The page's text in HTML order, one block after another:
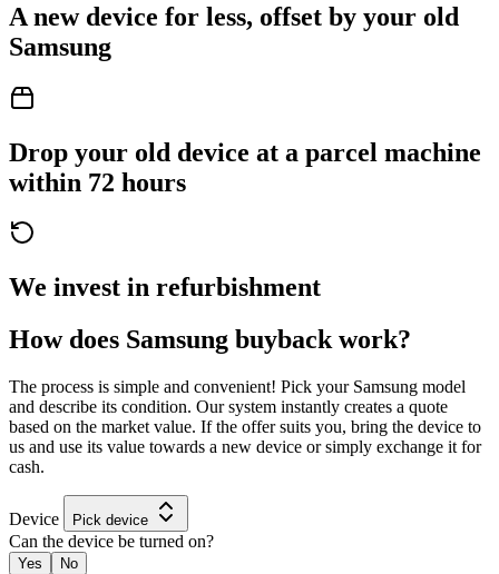
A new device for less, offset by your old
Samsung
Drop your old device at a parcel machine
within 72 hours
We invest in refurbishment
How does Samsung buyback work?
The process is simple and convenient! Pick your Samsung model
and describe its condition. Our system instantly creates a quote
based on the market value. If the offer suits you, bring the device to
us and use its value towards a new device or simply exchange it for
cash.
Device Pick device
Can the device be turned on?
Yes No